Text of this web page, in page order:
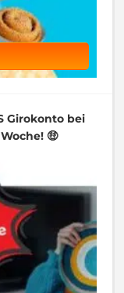
Girokonto bei
🤑